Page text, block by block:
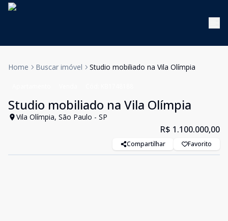
Home Buscar imóvel Studio mobiliado na Vila Olímpia
Studio mobiliado na Vila Olímpia
Vila Olímpia, São Paulo - SP
R$ 1.100.000,00
Compartilhar Favorito